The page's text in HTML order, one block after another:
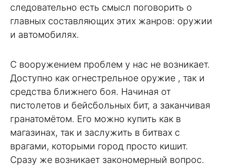
следовательно есть смысл поговорить о
главных составляющих этих жанров: оружии
и автомобилях.
С вооружением проблем у нас не возникает.
Доступно как огнестрельное оружие , так и
средства ближнего боя. Начиная от
пистолетов и бейсбольных бит, а заканчивая
гранатомётом. Его можно купить как в
магазинах, так и заслужить в битвах с
врагами, которыми город просто кишит.
Сразу же возникает закономерный вопрос.